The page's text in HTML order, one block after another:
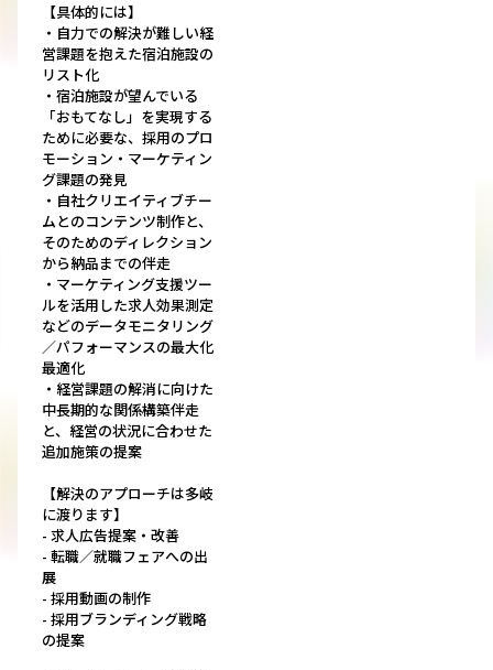
【具体的には】
・自力での解決が難しい経
営課題を抱えた宿泊施設の
リスト化
・宿泊施設が望んでいる
「おもてなし」を実現する
ために必要な、採用のプロ
モーション・マーケティン
グ課題の発見
・自社クリエイティブチー
ムとのコンテンツ制作と、
そのためのディレクション
から納品までの伴走
・マーケティング支援ツー
ルを活用した求人効果測定
などのデータモニタリング
／パフォーマンスの最大化
最適化
・経営課題の解消に向けた
中長期的な関係構築伴走
と、経営の状況に合わせた
追加施策の提案
【解決のアプローチは多岐
に渡ります】
- 求人広告提案・改善
- 転職／就職フェアへの出
展
- 採用動画の制作
- 採用ブランディング戦略
の提案